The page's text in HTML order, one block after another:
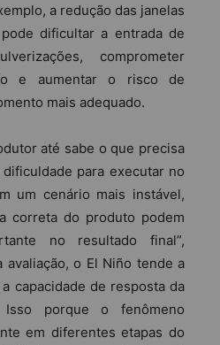
a redução das janelas
dificultar a entrada de
comprometer
e aumentar o risco de
mais adequado.
até sabe o que precisa
para executar no
um cenário mais instável,
correta do produto podem
no resultado final”,
avaliação, o El Niño tende a
capacidade de resposta da
porque o fenômeno
em diferentes etapas do